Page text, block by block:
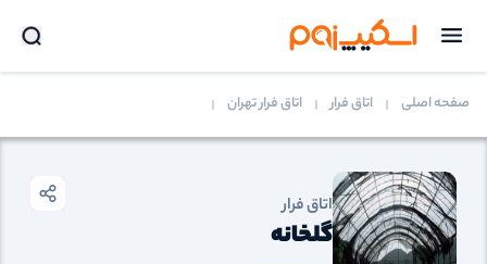
صفحه اصلی اتاق فرار اتاق فرار تهران
اتاق فرار
گلخانه